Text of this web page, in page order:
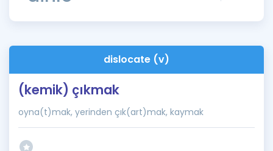
ÖSYM Sınav Takvimi
İngilizce Gramer
dislocate (v)
(kemik) çıkmak
oyna(t)mak, yerinden çık(art)mak, kaymak